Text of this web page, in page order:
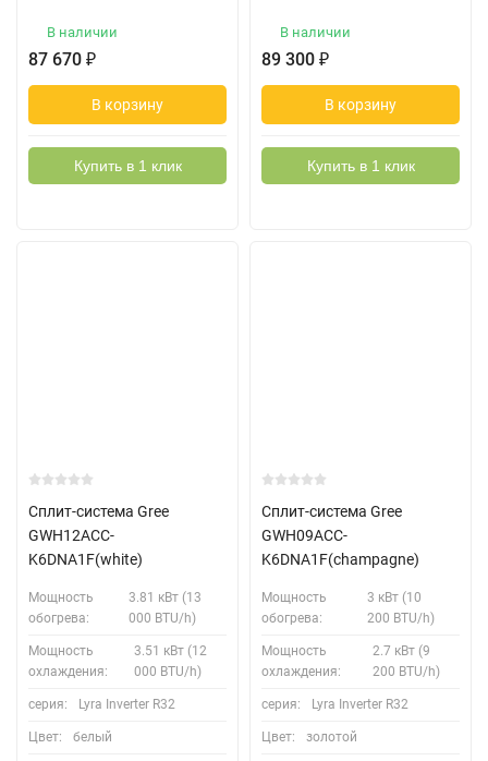
В наличии
87 670 ₽
В корзину
Купить в 1 клик
В наличии
89 300 ₽
В корзину
Купить в 1 клик
Сплит-система Gree
GWH12ACC-
K6DNA1F(white)
Мощность
обогрева:
3.81 кВт (13
000 BTU/h)
Мощность
охлаждения:
3.51 кВт (12
000 BTU/h)
серия: Lyra Inverter R32
Цвет: белый
Сплит-система Gree
GWH09ACC-
K6DNA1F(champagne)
Мощность
обогрева:
3 кВт (10
200 BTU/h)
Мощность
охлаждения:
2.7 кВт (9
200 BTU/h)
серия: Lyra Inverter R32
Цвет: золотой